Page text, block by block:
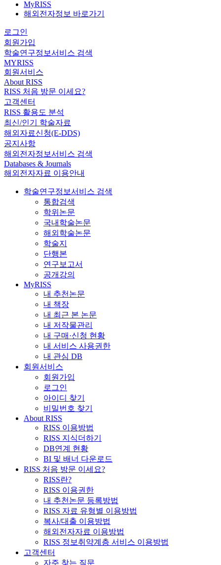
MyRISS
해외전자정보 바로가기
로그인
회원가입
학술연구정보서비스 검색
MYRISS
회원서비스
About RISS
RISS 처음 방문 이세요?
고객센터
RISS 활용도 분석
최신/인기 학술자료
해외자료신청(E-DDS)
공지사항
해외전자정보서비스 검색
Databases & Journals
해외전자자료 이용안내
학술연구정보서비스 검색
통합검색
학위논문
국내학술논문
해외학술논문
학술지
단행본
연구보고서
공개강의
MyRISS
내 추천논문
내 책장
내 최근 본 논문
내 저작물관리
내 구매·신청 현황
내 서비스 사용권한
내 관심 DB
회원서비스
회원가입
로그인
아이디 찾기
비밀번호 찾기
About RISS
RISS 이용방법
RISS 지식더하기
DB연계 현황
BI 및 배너 다운로드
RISS 처음 방문 이세요?
RISS란?
RISS 이용권한
내 추천논문 등록방법
RISS 자료 유형별 이용방법
복사/대출 이용방법
해외전자자료 이용방법
RISS 정보취약계층 서비스 이용방법
고객센터
자주 찾는 질문